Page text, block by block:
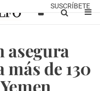
SUSCRÍBETE
asegura
de 130